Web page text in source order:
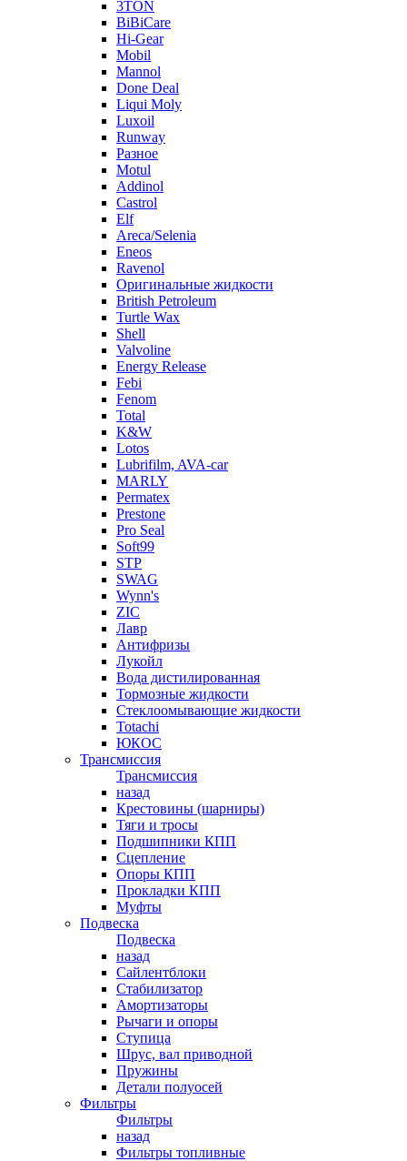
3TON
BiBiCare
Hi-Gear
Mobil
Mannol
Done Deal
Liqui Moly
Luxoil
Runway
Разное
Motul
Addinol
Castrol
Elf
Areca/Selenia
Eneos
Ravenol
Оригинальные жидкости
British Petroleum
Turtle Wax
Shell
Valvoline
Energy Release
Febi
Fenom
Total
K&W
Lotos
Lubrifilm, AVA-car
MARLY
Permatex
Prestone
Pro Seal
Soft99
STP
SWAG
Wynn's
ZIC
Лавр
Антифризы
Лукойл
Вода дистилированная
Тормозные жидкости
Стеклоомывающие жидкости
Totachi
ЮКОС
Трансмиссия
Трансмиссия
назад
Крестовины (шарниры)
Тяги и тросы
Подшипники КПП
Сцепление
Опоры КПП
Прокладки КПП
Муфты
Подвеска
Подвеска
назад
Сайлентблоки
Стабилизатор
Амортизаторы
Рычаги и опоры
Ступица
Шрус, вал приводной
Пружины
Детали полуосей
Фильтры
Фильтры
назад
Фильтры топливные